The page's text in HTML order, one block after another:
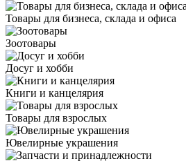
Товары для бизнеса, склада и офиса
Зоотовары
Досуг и хобби
Книги и канцелярия
Товары для взрослых
Ювелирные украшения